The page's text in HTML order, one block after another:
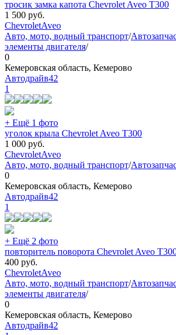
тросик замка капота Chevrolet Aveo T300
1 500 руб.
ChevroletAveo
Авто, мото, водный транспорт/
элементы двигателя/
0
Кемеровская область, Кемерово
Автодрайв42
1
+ Ещё 1 фото
уголок крыла Chevrolet Aveo T300
1 000 руб.
ChevroletAveo
Авто, мото, водный транспорт/
0
Кемеровская область, Кемерово
Автодрайв42
1
+ Ещё 2 фото
повторитель поворота Chevrolet Aveo
400 руб.
ChevroletAveo
Авто, мото, водный транспорт/
элементы двигателя/
0
Кемеровская область, Кемерово
Автодрайв42